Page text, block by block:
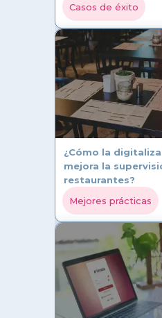
Casos de éxito
¿Cómo la
mejora la
restaurantes?
Mejores prácticas